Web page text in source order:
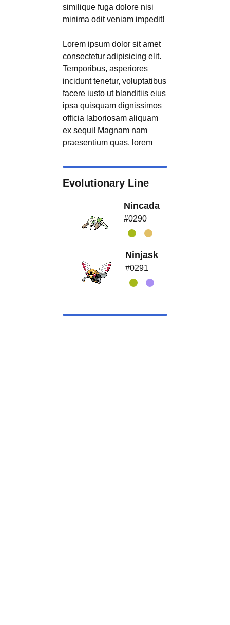
similique fuga dolore nisi
minima odit veniam impedit!
Lorem ipsum dolor sit amet
consectetur adipisicing elit.
Temporibus, asperiores
incidunt tenetur, voluptatibus
facere iusto ut blanditiis eius
ipsa quisquam dignissimos
officia laboriosam aliquam
ex sequi! Magnam nam
praesentium quas. lorem
Evolutionary Line
Nincada
#0290
Ninjask
#0291